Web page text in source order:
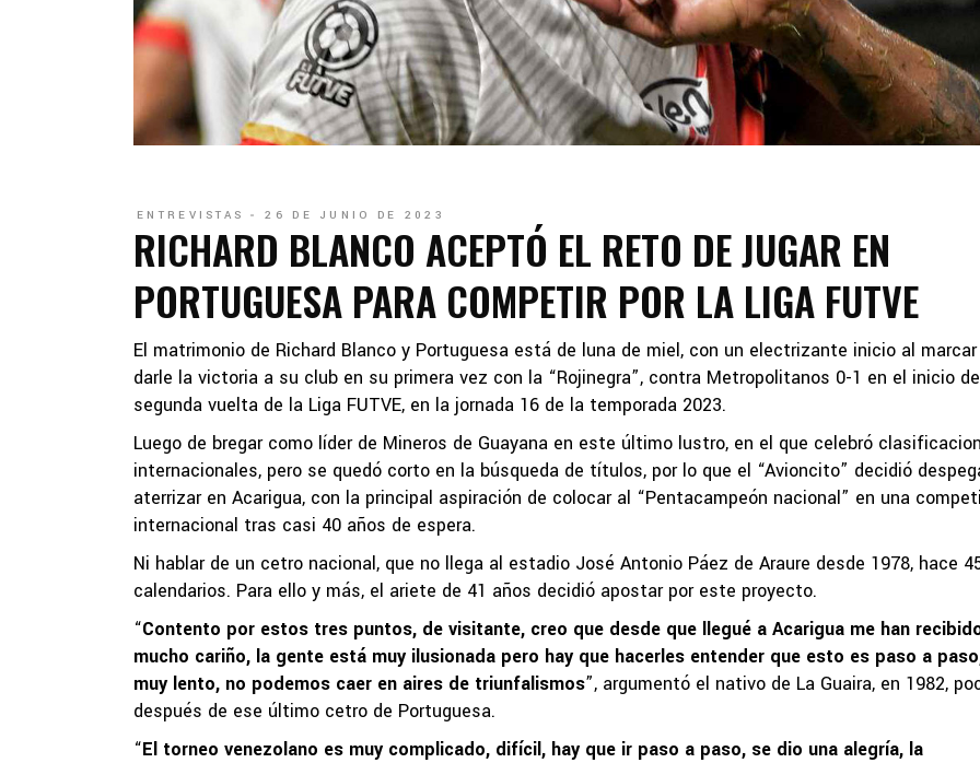
ENTREVISTAS 26 DE JUNIO DE 2023
RICHARD BLANCO ACEPTÓ EL RETO DE JUGAR EN
PORTUGUESA PARA COMPETIR POR LA LIGA FUTVE
El matrimonio de Richard Blanco y Portuguesa está de luna de miel, con un electrizante inicio al
darle la victoria a su club en su primera vez con la “Rojinegra”, contra Metropolitanos 0-1 en el inicio
segunda vuelta de la Liga FUTVE, en la jornada 16 de la temporada 2023.
Luego de bregar como líder de Mineros de Guayana en este último lustro, en el que celebró
internacionales, pero se quedó corto en la búsqueda de títulos, por lo que el “Avioncito” decidió
aterrizar en Acarigua, con la principal aspiración de colocar al “Pentacampeón nacional” en una
internacional tras casi 40 años de espera.
Ni hablar de un cetro nacional, que no llega al estadio José Antonio Páez de Araure desde 1978, hace
calendarios. Para ello y más, el ariete de 41 años decidió apostar por este proyecto.
“Contento por estos tres puntos, de visitante, creo que desde que llegué a Acarigua me han
mucho cariño, la gente está muy ilusionada pero hay que hacerles entender que esto es paso a
muy lento, no podemos caer en aires de triunfalismos”, argumentó el nativo de La Guaira, en 1982,
después de ese último cetro de Portuguesa.
“El torneo venezolano es muy complicado, difícil, hay que ir paso a paso, se dio una alegría, la